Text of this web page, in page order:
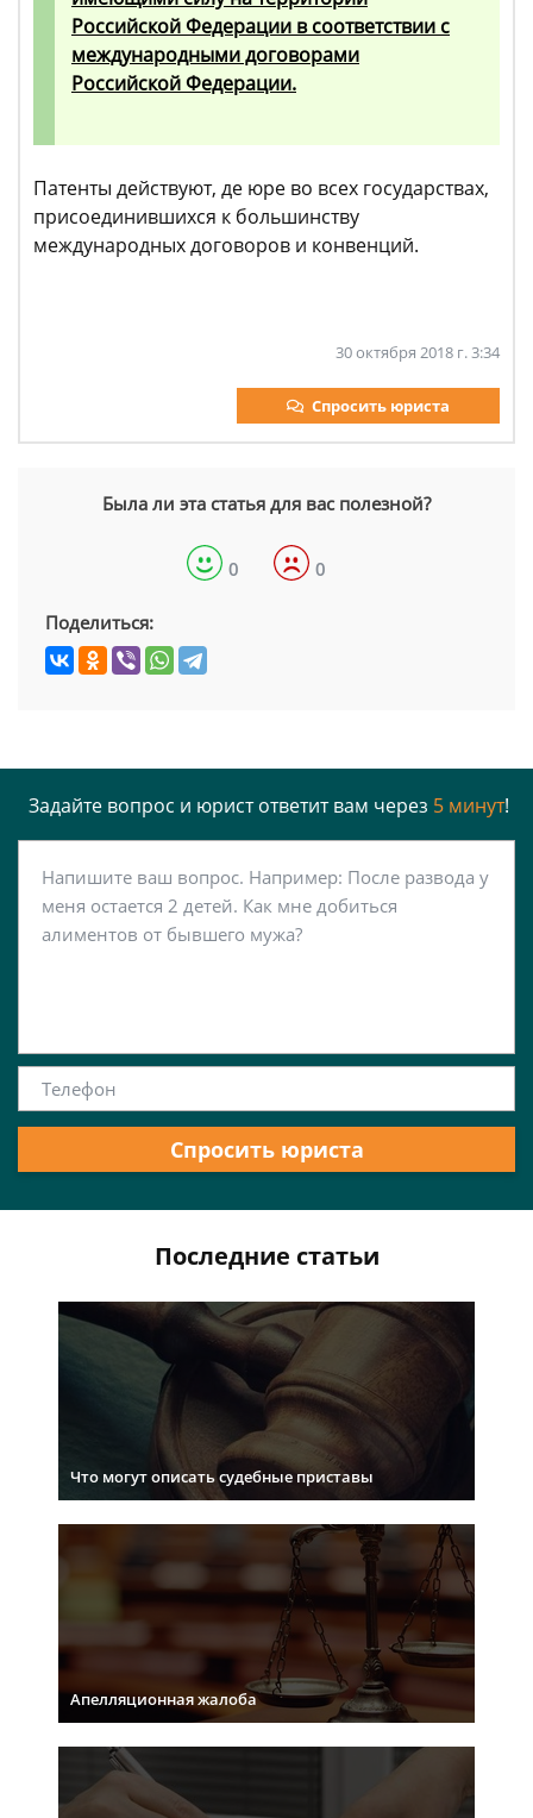
Российской Федерации в соответствии с
международными договорами
Российской Федерации.
Патенты действуют, де юре во всех государствах,
присоединившихся к большинству
международных договоров и конвенций.
30 октября 2018 г. 3:34
Спросить юриста
Была ли эта статья для вас полезной?
0 0
Поделиться:
Задайте вопрос и юрист ответит вам через 5 минут!
Спросить юриста
Последние статьи
Что могут описать судебные приставы
Апелляционная жалоба